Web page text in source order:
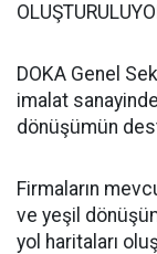
DOKA Genel
imalat
dönüşümün
Firmaların
ve yeşil
yol haritaları